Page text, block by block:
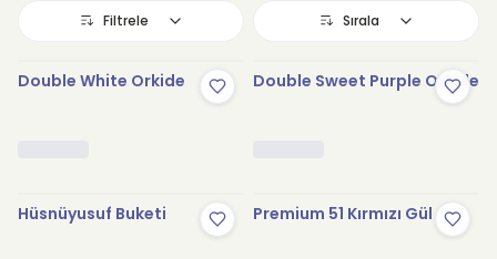
Filtrele Sırala
Double White Orkide Double Sweet Purple Orkide
Hüsnüyusuf Buketi Premium 51 Kırmızı Gül